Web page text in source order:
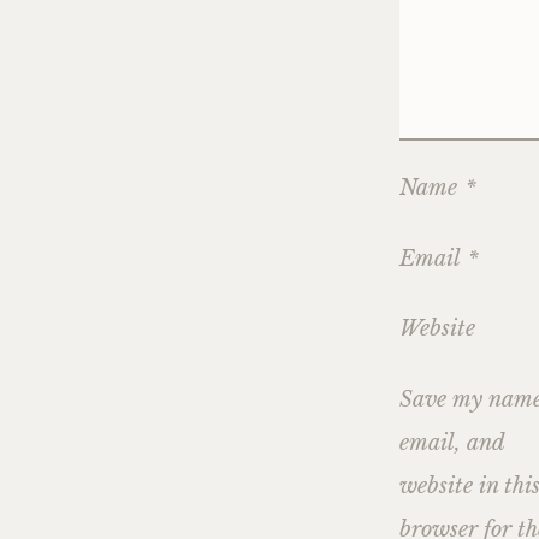
Name *
Email *
Website
Save my
email, and
website in this
browser for